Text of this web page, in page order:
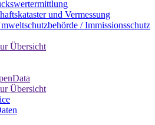
und Vermessung
/ Immissionsschutz
Übersicht
Übersicht